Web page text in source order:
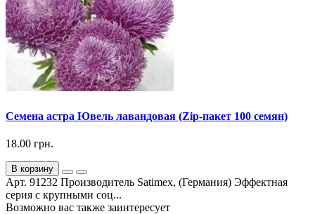
Семена астра Ювель лавандовая (Zip-пакет 100 семян)
18.00 грн.
В корзину
Арт. 91232 Производитель Satimex, (Германия) Эффектная
серия с крупными соц...
Возможно вас также заинтересует